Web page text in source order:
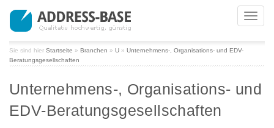
Sie sind hier Startseite » Branchen » U » Unternehmens-, Organisations- und EDV-
Beratungsgesellschaften
Unternehmens-, Organisations- und
EDV-Beratungsgesellschaften